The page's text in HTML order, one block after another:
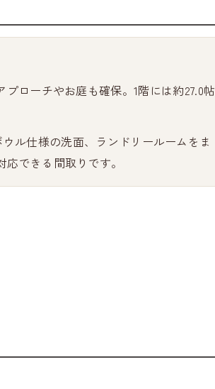
ローチやお庭も確保。1階には約27.0帖
ル仕様の洗面、ランドリールームをま
できる間取りです。